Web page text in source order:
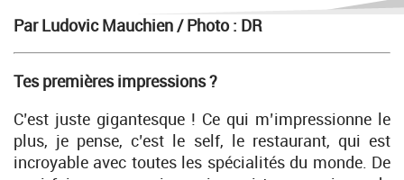
Par Ludovic Mauchien /Photo : DR
Tes premières impressions ?
C’est juste gigantesque ! Ce qui m’impressionne le
plus, je pense, c’est le self, le restaurant, qui est
incroyable avec toutes les spécialités du monde. De